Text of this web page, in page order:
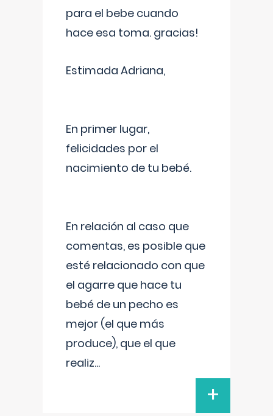
para el bebe cuando
hace esa toma. gracias!
Estimada Adriana,
En primer lugar,
felicidades por el
nacimiento de tu bebé.
En relación al caso que
comentas, es posible que
esté relacionado con que
el agarre que hace tu
bebé de un pecho es
mejor (el que más
produce), que el que
realiz...
+